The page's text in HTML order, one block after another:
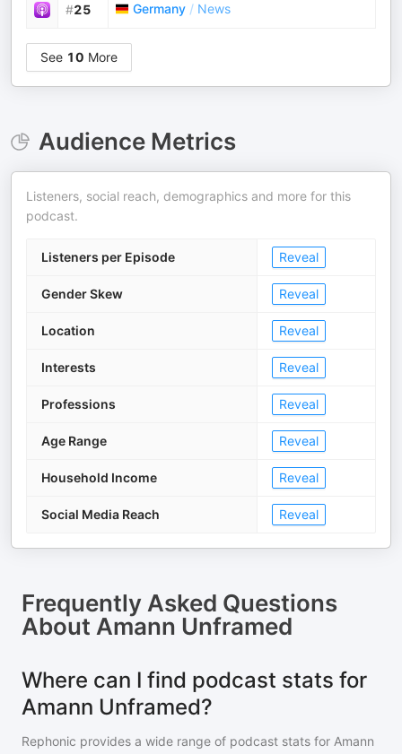
#25 Germany / News
See 10 More
Audience Metrics
Listeners, social reach, demographics and more for this
podcast.
Listeners per Episode Reveal
Gender Skew Reveal
Location Reveal
Interests Reveal
Professions Reveal
Age Range Reveal
Household Income Reveal
Social Media Reach Reveal
Frequently Asked Questions
About Amann Unframed
Where can I find podcast stats for
Amann Unframed?
Rephonic provides a wide range of podcast stats for Amann